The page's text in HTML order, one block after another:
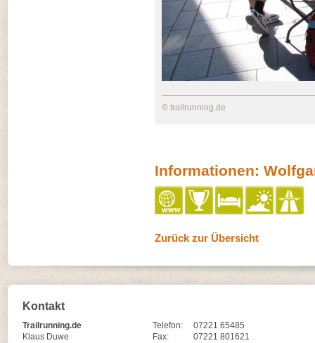
© trailrunning.de
Informationen:
Zurück zur Übersicht
Kontakt
Trailrunning.de
Klaus Duwe
Telefon:
07221 65485
Fax:
07221 801621